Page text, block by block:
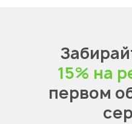
15% на
первом